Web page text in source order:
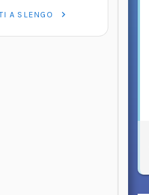
A SLENGO